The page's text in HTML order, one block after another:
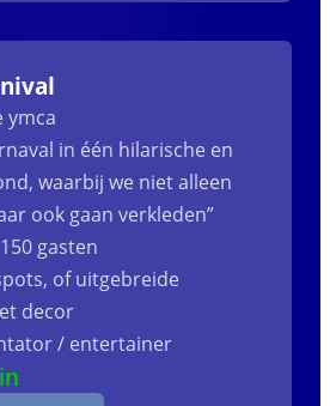
in één hilarische en
waarbij we niet alleen
ook gaan verkleden”
gasten
of uitgebreide
decor
/ entertainer